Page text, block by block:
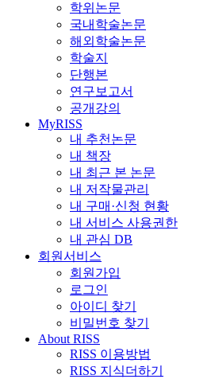
학위논문
국내학술논문
해외학술논문
학술지
단행본
연구보고서
공개강의
MyRISS
내 추천논문
내 책장
내 최근 본 논문
내 저작물관리
내 구매·신청 현황
내 서비스 사용권한
내 관심 DB
회원서비스
회원가입
로그인
아이디 찾기
비밀번호 찾기
About RISS
RISS 이용방법
RISS 지식더하기